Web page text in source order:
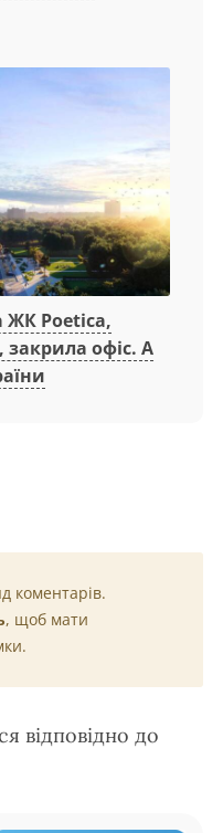
ЖК Poetica,
закрила офіс. А
коментарів.
, щоб мати
відповідно до